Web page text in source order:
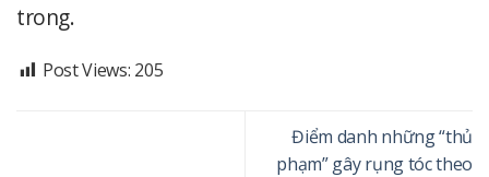
trong.
Post Views: 205
Điểm danh những “thủ
phạm” gây rụng tóc theo